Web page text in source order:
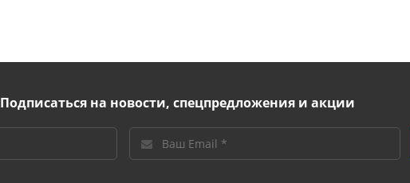
Подписаться на новости, спецпредложения и акции